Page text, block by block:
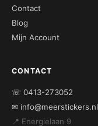
Contact
Blog
Mijn Account
CONTACT
☏ 0413-273052
✉ info@meerstickers.nl
📍 Energielaan 9